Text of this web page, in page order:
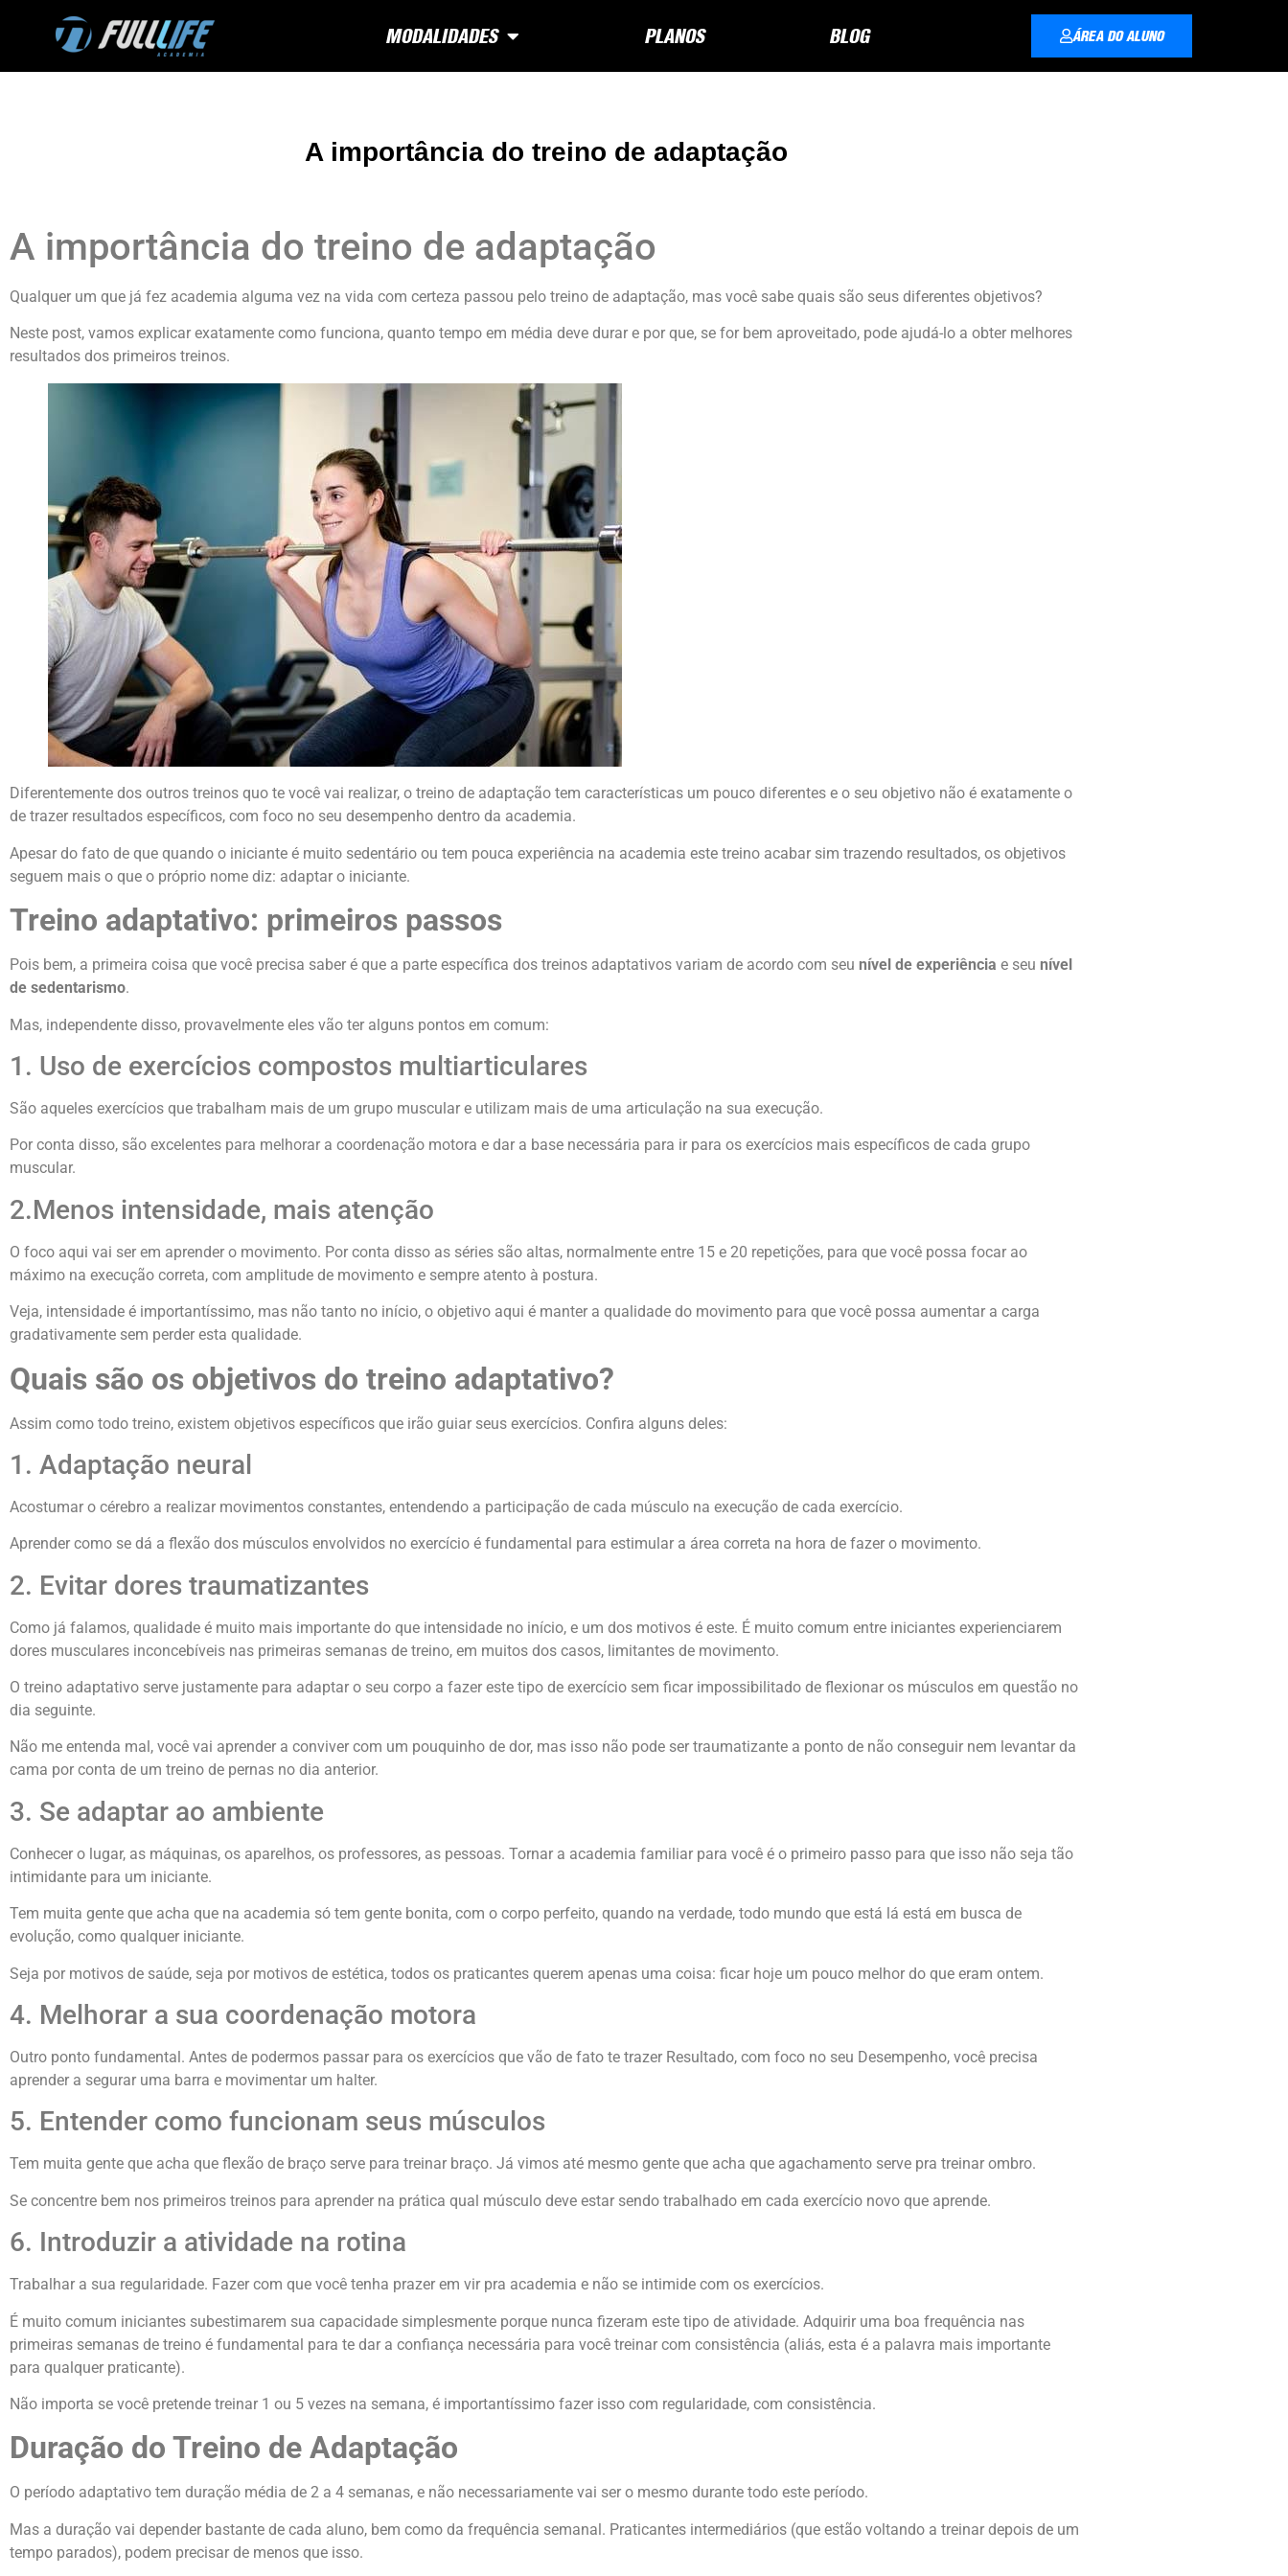
MODALIDADES PLANOS BLOG ÁREA DO ALUNO
A importância do treino de adaptação
A importância do treino de adaptação
Qualquer um que já fez academia alguma vez na vida com certeza passou pelo treino de adaptação, mas você sabe quais são seus diferentes objetivos?
Neste post, vamos explicar exatamente como funciona, quanto tempo em média deve durar e por que, se for bem aproveitado, pode ajudá-lo a obter melhores
resultados dos primeiros treinos.
Diferentemente dos outros treinos quo te você vai realizar, o treino de adaptação tem características um pouco diferentes e o seu objetivo não é exatamente o
de trazer resultados específicos, com foco no seu desempenho dentro da academia.
Apesar do fato de que quando o iniciante é muito sedentário ou tem pouca experiência na academia este treino acabar sim trazendo resultados, os objetivos
seguem mais o que o próprio nome diz: adaptar o iniciante.
Treino adaptativo: primeiros passos
Pois bem, a primeira coisa que você precisa saber é que a parte específica dos treinos adaptativos variam de acordo com seu nível de experiência e seu nível
de sedentarismo.
Mas, independente disso, provavelmente eles vão ter alguns pontos em comum:
1. Uso de exercícios compostos multiarticulares
São aqueles exercícios que trabalham mais de um grupo muscular e utilizam mais de uma articulação na sua execução.
Por conta disso, são excelentes para melhorar a coordenação motora e dar a base necessária para ir para os exercícios mais específicos de cada grupo
muscular.
2.Menos intensidade, mais atenção
O foco aqui vai ser em aprender o movimento. Por conta disso as séries são altas, normalmente entre 15 e 20 repetições, para que você possa focar ao
máximo na execução correta, com amplitude de movimento e sempre atento à postura.
Veja, intensidade é importantíssimo, mas não tanto no início, o objetivo aqui é manter a qualidade do movimento para que você possa aumentar a carga
gradativamente sem perder esta qualidade.
Quais são os objetivos do treino adaptativo?
Assim como todo treino, existem objetivos específicos que irão guiar seus exercícios. Confira alguns deles:
1. Adaptação neural
Acostumar o cérebro a realizar movimentos constantes, entendendo a participação de cada músculo na execução de cada exercício.
Aprender como se dá a flexão dos músculos envolvidos no exercício é fundamental para estimular a área correta na hora de fazer o movimento.
2. Evitar dores traumatizantes
Como já falamos, qualidade é muito mais importante do que intensidade no início, e um dos motivos é este. É muito comum entre iniciantes experienciarem
dores musculares inconcebíveis nas primeiras semanas de treino, em muitos dos casos, limitantes de movimento.
O treino adaptativo serve justamente para adaptar o seu corpo a fazer este tipo de exercício sem ficar impossibilitado de flexionar os músculos em questão no
dia seguinte.
Não me entenda mal, você vai aprender a conviver com um pouquinho de dor, mas isso não pode ser traumatizante a ponto de não conseguir nem levantar da
cama por conta de um treino de pernas no dia anterior.
3. Se adaptar ao ambiente
Conhecer o lugar, as máquinas, os aparelhos, os professores, as pessoas. Tornar a academia familiar para você é o primeiro passo para que isso não seja tão
intimidante para um iniciante.
Tem muita gente que acha que na academia só tem gente bonita, com o corpo perfeito, quando na verdade, todo mundo que está lá está em busca de
evolução, como qualquer iniciante.
Seja por motivos de saúde, seja por motivos de estética, todos os praticantes querem apenas uma coisa: ficar hoje um pouco melhor do que eram ontem.
4. Melhorar a sua coordenação motora
Outro ponto fundamental. Antes de podermos passar para os exercícios que vão de fato te trazer Resultado, com foco no seu Desempenho, você precisa
aprender a segurar uma barra e movimentar um halter.
5. Entender como funcionam seus músculos
Tem muita gente que acha que flexão de braço serve para treinar braço. Já vimos até mesmo gente que acha que agachamento serve pra treinar ombro.
Se concentre bem nos primeiros treinos para aprender na prática qual músculo deve estar sendo trabalhado em cada exercício novo que aprende.
6. Introduzir a atividade na rotina
Trabalhar a sua regularidade. Fazer com que você tenha prazer em vir pra academia e não se intimide com os exercícios.
É muito comum iniciantes subestimarem sua capacidade simplesmente porque nunca fizeram este tipo de atividade. Adquirir uma boa frequência nas
primeiras semanas de treino é fundamental para te dar a confiança necessária para você treinar com consistência (aliás, esta é a palavra mais importante
para qualquer praticante).
Não importa se você pretende treinar 1 ou 5 vezes na semana, é importantíssimo fazer isso com regularidade, com consistência.
Duração do Treino de Adaptação
O período adaptativo tem duração média de 2 a 4 semanas, e não necessariamente vai ser o mesmo durante todo este período.
Mas a duração vai depender bastante de cada aluno, bem como da frequência semanal. Praticantes intermediários (que estão voltando a treinar depois de um
tempo parados), podem precisar de menos que isso.